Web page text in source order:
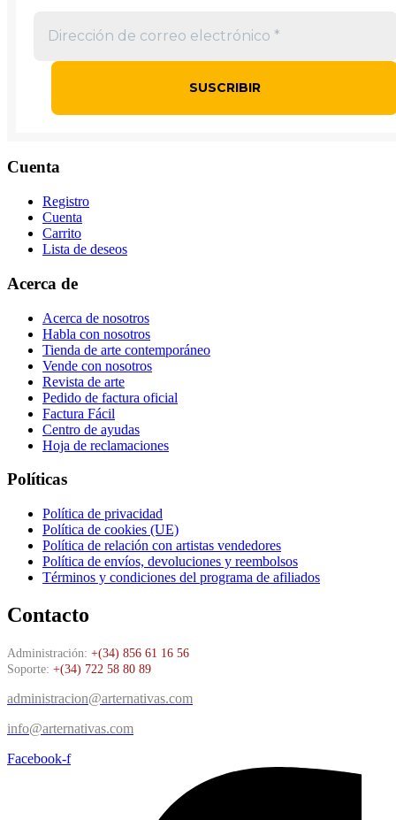
Cuenta
Registro
Cuenta
Carrito
Lista de deseos
Acerca de
Acerca de nosotros
Habla con nosotros
Tienda de arte contemporáneo
Vende con nosotros
Revista de arte
Pedido de factura oficial
Factura Fácil
Centro de ayudas
Hoja de reclamaciones
Políticas
Política de privacidad
Política de cookies (UE)
Política de relación con artistas vendedores
Política de envíos, devoluciones y reembolsos
Términos y condiciones del programa de afiliados
Contacto
Administración: +(34) 856 61 16 56
Soporte: +(34) 722 58 80 89
administracion@arternativas.com
info@arternativas.com
Facebook-f